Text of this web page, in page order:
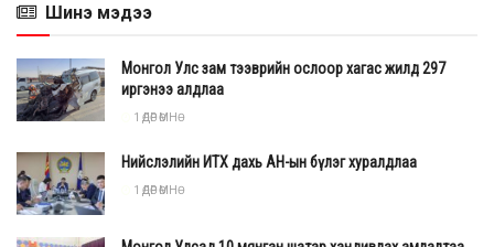
Шинэ мэдээ
Монгол Улс зам тээврийн ослоор хагас жилд 297
иргэнээ алдлаа
1 ӨДӨР ӨМНӨ
Нийслэлийн ИТХ дахь АН-ын бүлэг хуралдлаа
1 ӨДӨР ӨМНӨ